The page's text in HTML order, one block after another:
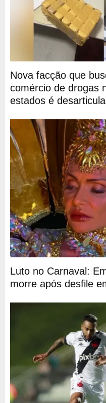
Nova facção que
comércio de drogas
estados é
Luto no Carnaval:
morre após desfile